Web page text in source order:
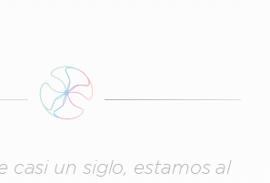
casi un siglo, estamos al